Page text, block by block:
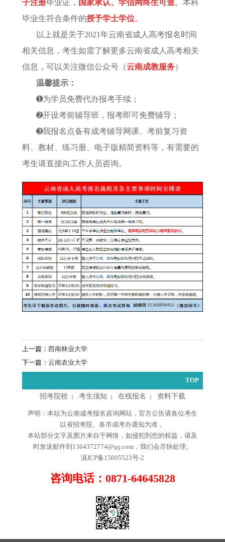
子注册毕业证， 国家承认、学信网终生可查。本科
毕业生符合条件的授予学士学位。
以上就是关于2021年云南省成人高考报名时间
相关信息，考生如需了解更多云南省成人高考相关
信息，可以关注微信公众号（云南成教服务）
温馨提示：
➊为学员免费代办报考手续；
➋开设考前辅导班，报考即可免费辅导；
➌我报名点备有成考辅导网课、考前复习资
料、教材、练习册、电子版精简资料等，有需要的
考生请直接向工作人员咨询。
上一篇： 西南林业大学
下一篇： 云南农业大学
TOP
招考院校 | 考生须知 | 在线报名 | 资料下载
声明：本站为云南成考报名咨询网站，官方公告请各位考生
以省招考院、各市成考办通知为准 。
本站部分文字及图片来自于网络，如侵犯到您的权益，请及
时发送邮件到1364372774@qq.com，我们会尽快处理。
滇ICP备15005523号-2
咨询电话：0871-64645828